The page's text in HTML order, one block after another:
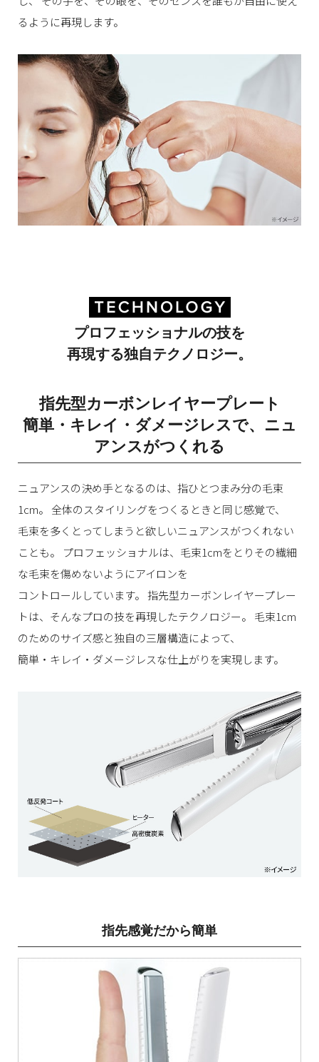
るように再現します。
プロフェッショナルの技を
再現する独自テクノロジー。
指先型カーボン レイヤープレート
簡単・キレイ・ダメージレスで、ニュ
アンスがつくれる
ニュアンスの決め手となるのは、指ひとつまみ分の毛束
1cm。
全体のスタイリングをつくるときと同じ感覚で、
毛束を多くとってしまうと欲しいニュアンスがつくれない
ことも。
プロフェッショナルは、毛束1cmをとりその繊細
な毛束を傷めないようにアイロンを
コントロールしています。 指先型カーボンレイヤープレー
トは、そんなプロの技を再現したテクノロジー。
毛束1cm
のためのサイズ感と独自の三層構造によって、
簡単・キレイ・ダメージレスな仕上がりを実現します。
指先感覚だから簡単